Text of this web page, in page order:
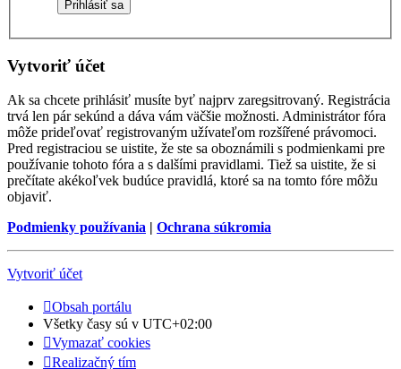
Vytvoriť účet
Ak sa chcete prihlásiť musíte byť najprv zaregsitrovaný. Registrácia
trvá len pár sekúnd a dáva vám väčšie možnosti. Administrátor fóra
môže prideľovať registrovaným užívateľom rozšířené právomoci.
Pred registraciou se uistite, že ste sa oboznámili s podmienkami pre
používanie tohoto fóra a s dalšími pravidlami. Tiež sa uistite, že si
prečítate akékoľvek budúce pravidlá, ktoré sa na tomto fóre môžu
objaviť.
Podmienky používania | Ochrana súkromia
Vytvoriť účet
Obsah portálu
Všetky časy sú v UTC+02:00
Vymazať cookies
Realizačný tím